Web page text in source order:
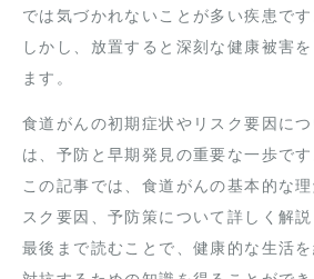
では気づかれないことが多い疾患です
しかし、放置すると深刻な健康被害
ます。
食道がんの初期症状やリスク要因に
は、予防と早期発見の重要な一歩です
この記事では、食道がんの基本的な
スク要因、予防策について詳しく解説
最後まで読むことで、健康的な生活